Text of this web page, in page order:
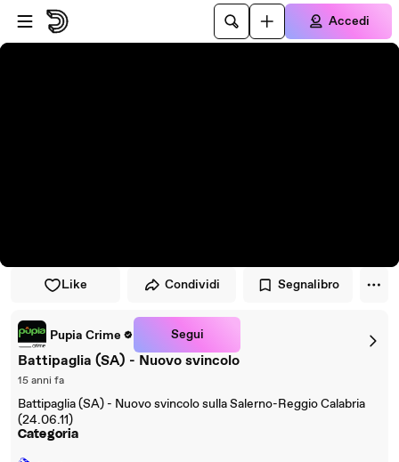
Vai al lettore
Passa al contenuto principale
Accedi
Like Condividi Segnalibro
Pupia Crime Segui
Battipaglia (SA) - Nuovo svincolo
15 anni fa
Battipaglia (SA) - Nuovo svincolo sulla Salerno-Reggio Calabria
(24.06.11)
Categoria